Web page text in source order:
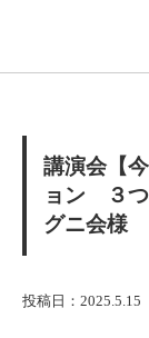
講演会【
ョン ３つ
グニ会様
投稿日：2025.5.15